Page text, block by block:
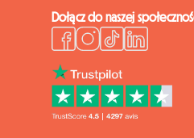
Dołącz do naszej